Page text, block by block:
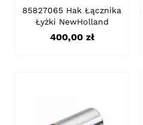
85827065 Hak Łącznika
Łyżki NewHolland
Cena
400,00 zł